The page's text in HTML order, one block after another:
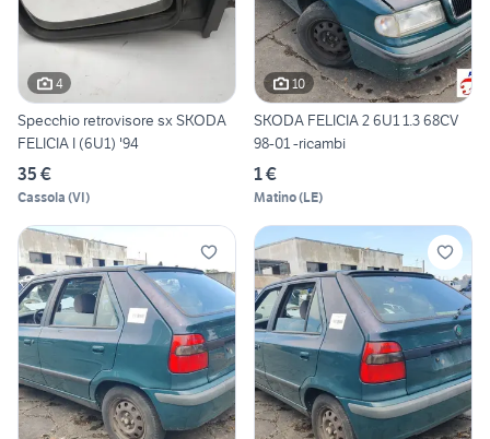
4
Specchio retrovisore sx SKODA
FELICIA I (6U1) '94
35 €
Cassola (VI)
10
SKODA FELICIA 2 6U1 1.3 68CV
98-01 -ricambi
1 €
Matino(LE)